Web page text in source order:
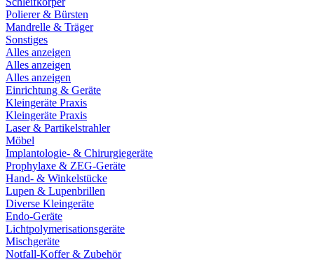
Polierer & Bürsten
Mandrelle & Träger
Sonstiges
Alles anzeigen
Alles anzeigen
Alles anzeigen
Einrichtung & Geräte
Kleingeräte Praxis
Kleingeräte Praxis
Laser & Partikelstrahler
Möbel
Implantologie- & Chirurgiegeräte
Prophylaxe & ZEG-Geräte
Hand- & Winkelstücke
Lupen & Lupenbrillen
Diverse Kleingeräte
Endo-Geräte
Lichtpolymerisationsgeräte
Mischgeräte
Notfall-Koffer & Zubehör